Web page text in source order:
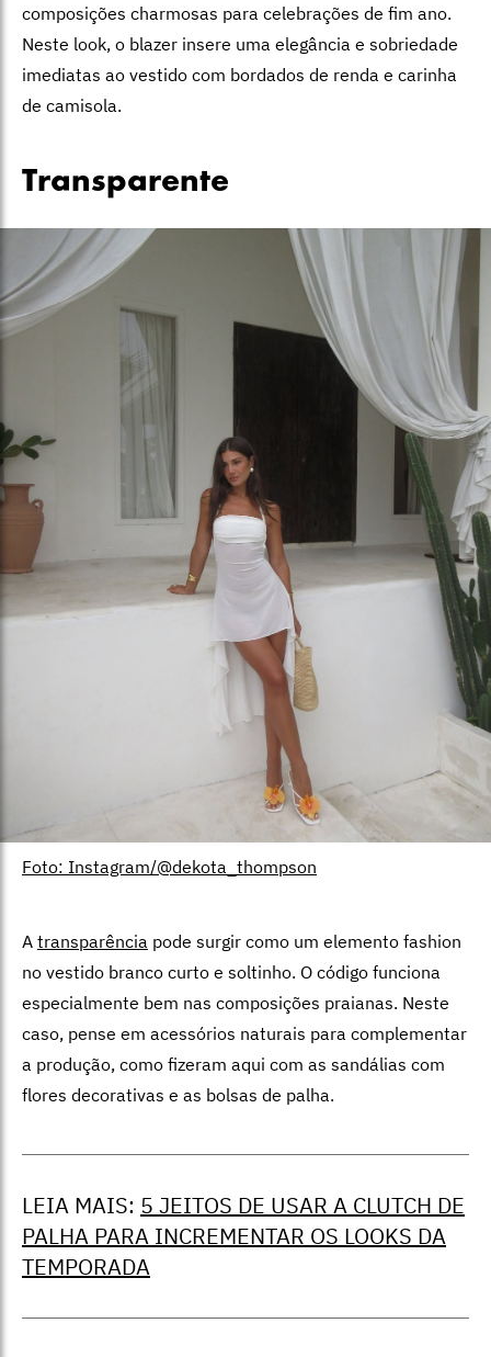
composições charmosas para celebrações de fim ano.
Neste look, o blazer insere uma elegância e sobriedade
imediatas ao vestido com bordados de renda e carinha
de camisola.
Transparente
Foto: Instagram/@dekota_thompson
A transparência pode surgir como um elemento fashion
no vestido branco curto e soltinho. O código funciona
especialmente bem nas composições praianas. Neste
caso, pense em acessórios naturais para complementar
a produção, como fizeram aqui com as sandálias com
flores decorativas e as bolsas de palha.
LEIA MAIS: 5 JEITOS DE USAR A CLUTCH DE
PALHA PARA INCREMENTAR OS LOOKS DA
TEMPORADA